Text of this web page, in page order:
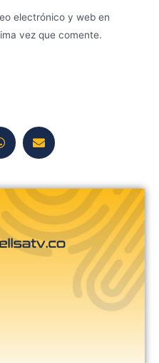
electrónico y web en
vez que comente.